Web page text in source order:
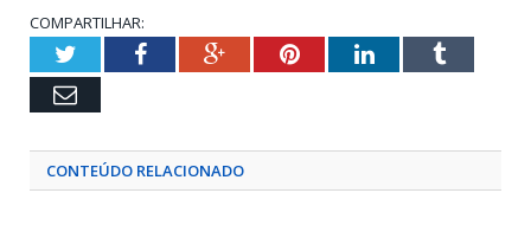
COMPARTILHAR:
TwitterFacebookGoogle+PinterestLinkedInTumblr
Email
CONTEÚDO RELACIONADO